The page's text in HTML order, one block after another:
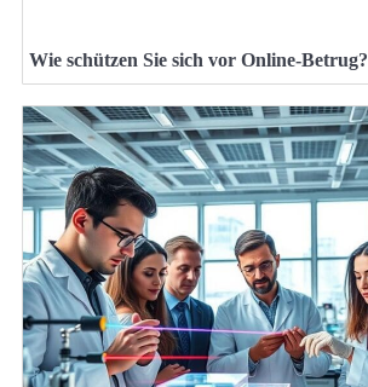
Wie schützen Sie sich vor Online-Betrug?